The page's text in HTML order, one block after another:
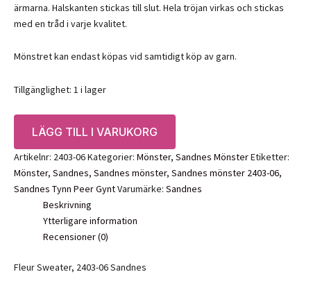
ärmarna. Halskanten stickas till slut. Hela tröjan virkas och stickas
med en tråd i varje kvalitet.
Mönstret kan endast köpas vid samtidigt köp av garn.
Tillgänglighet: 1 i lager
Fleur
Sweater,
2403-
06
Sandnes
LÄGG TILL I VARUKORG
Artikelnr: 2403-06Kategorier: Mönster, Sandnes MönsterEtiketter:
Mönster, Sandnes, Sandnes mönster, Sandnes mönster 2403-06,
Sandnes Tynn Peer GyntVarumärke: Sandnes
Beskrivning
Ytterligare information
Recensioner (0)
Fleur Sweater, 2403-06 Sandnes